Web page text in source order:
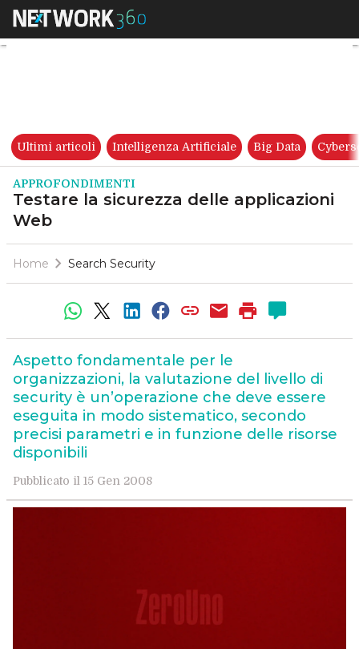
Testare la sicurezza delle
Ultimi articoli Intelligenza Artificiale Big Data
APPROFONDIMENTI
Testare la sicurezza delle applicazioni
Web
Home Search Security
Aspetto fondamentale per le
organizzazioni, la valutazione del livello di
security è un’operazione che deve essere
eseguita in modo sistematico, secondo
precisi parametri e in funzione delle risorse
disponibili
Pubblicato il 15 Gen 2008